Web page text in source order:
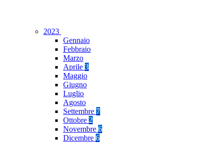
2023
Gennaio
Febbraio
Marzo
Aprile 3
Maggio
Giugno
Luglio
Agosto
Settembre 7
Ottobre 2
Novembre 6
Dicembre 6